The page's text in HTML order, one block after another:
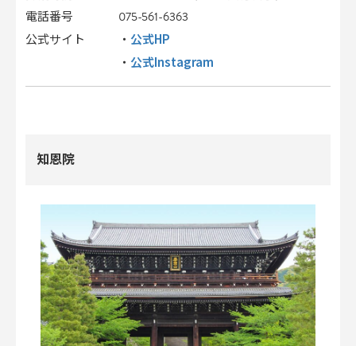
電話番号
075-561-6363
公式サイト
・ 公式HP
・ 公式Instagram
知恩院